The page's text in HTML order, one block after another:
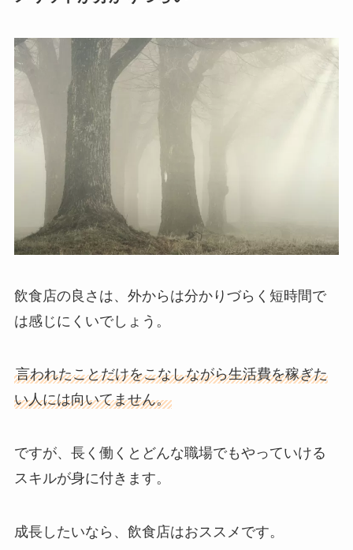
飲食店の良さは、外からは分かりづらく短時間で
は感じにくいでしょう。
言われたことだけをこなしながら生活費を稼ぎた
い人には向いてません。
ですが、長く働くとどんな職場でもやっていける
スキルが身に付きます。
成長したいなら、飲食店はおススメです。